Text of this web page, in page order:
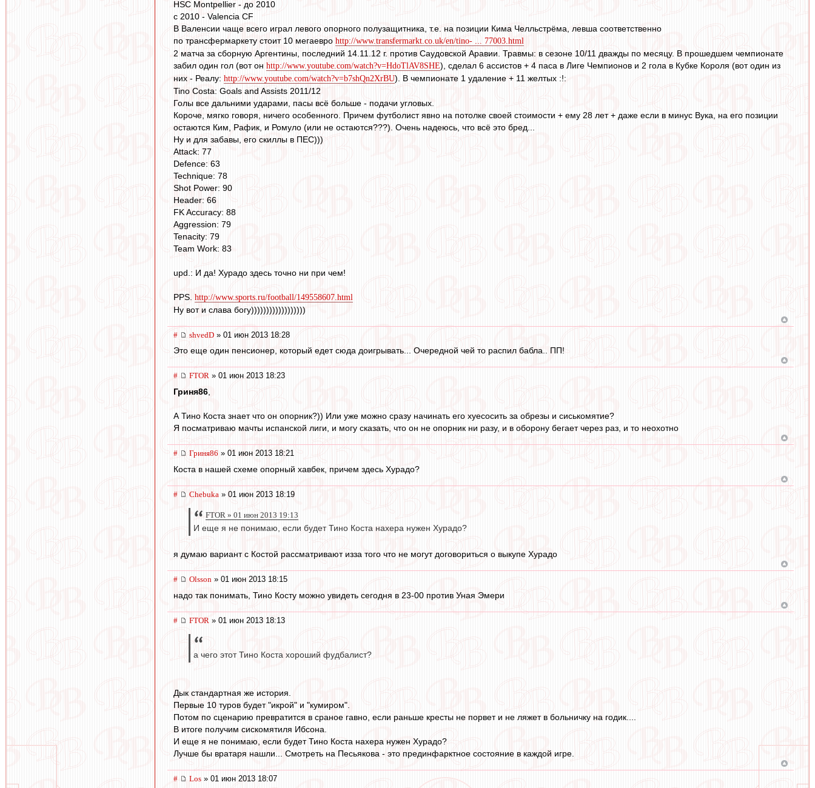
HSC Montpellier - до 2010
с 2010 - Valencia CF
В Валенсии чаще всего играл левого опорного полузащитника, т.е. на позиции Кима Челльстрёма, левша соответственно
по трансфермаркету стоит 10 мегаевро http://www.transfermarkt.co.uk/en/tino- ... 77003.html
2 матча за сборную Аргентины, последний 14.11.12 г. против Саудовской Аравии. Травмы: в сезоне 10/11 дважды по месяцу. В прошедшем чемпионате
забил один гол (вот он http://www.youtube.com/watch?v=HdoTlAV8SHE), сделал 6 ассистов + 4 паса в Лиге Чемпионов и 2 гола в Кубке Короля (вот один из
них - Реалу: http://www.youtube.com/watch?v=b7shQn2XrBU). В чемпионате 1 удаление + 11 желтых :!:
Tino Costa: Goals and Assists 2011/12
Голы все дальними ударами, пасы всё больше - подачи угловых.
Короче, мягко говоря, ничего особенного. Причем футболист явно на потолке своей стоимости + ему 28 лет + даже если в минус Вука, на его позиции
остаются Ким, Рафик, и Ромуло (или не остаются???). Очень надеюсь, что всё это бред...
Ну и для забавы, его скиллы в ПЕС)))
Attack: 77
Defence: 63
Technique: 78
Shot Power: 90
Header: 66
FK Accuracy: 88
Aggression: 79
Tenacity: 79
Team Work: 83
upd.: И да! Хурадо здесь точно ни при чем!
PPS. http://www.sports.ru/football/149558607.html
Ну вот и слава богу))))))))))))))))))
# shvedD » 01 июн 2013 18:28
Это еще один пенсионер, который едет сюда доигрывать... Очередной чей то распил бабла.. ПП!
# FTOR » 01 июн 2013 18:23
Гриня86
А Тино Коста знает что он опорник?)) Или уже можно сразу начинать его хуесосить за обрезы и сиськомятие?
Я посматриваю мачты испанской лиги, и могу сказать, что он не опорник ни разу, и в оборону бегает через раз, и то неохотно
# Гриня86 » 01 июн 2013 18:21
Коста в нашей схеме опорный хавбек, причем здесь Хурадо?
# Chebuka » 01 июн 2013 18:19
FTOR » 01 июн 2013 19:13
И еще я не понимаю, если будет Тино Коста нахера нужен Хурадо?
я думаю вариант с Костой рассматривают изза того что не могут договориться о выкупе Хурадо
# Olsson » 01 июн 2013 18:15
надо так понимать, Тино Косту можно увидеть сегодня в 23-00 против Уная Эмери
# FTOR » 01 июн 2013 18:13
а чего этот Тино Коста хороший фудбалист?
Дык стандартная же история.
Первые 10 туров будет "икрой" и "кумиром".
Потом по сценарию превратится в сраное гавно, если раньше кресты не порвет и не ляжет в больничку на годик....
В итоге получим сискомятиля Ибсона.
И еще я не понимаю, если будет Тино Коста нахера нужен Хурадо?
Лучше бы вратаря нашли... Смотреть на Песьякова - это прединфарктное состояние в каждой игре.
# Los » 01 июн 2013 18:07